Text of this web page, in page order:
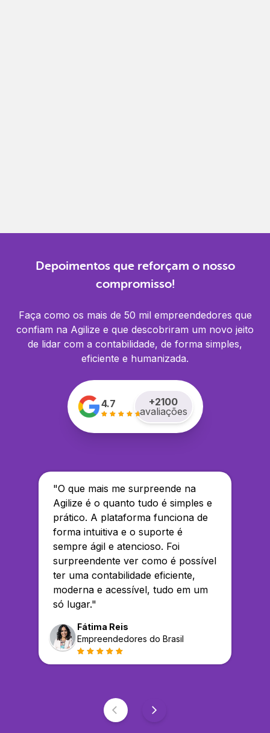
Depoimentos que reforçam o nosso
compromisso!
Faça como os mais de 50 mil empreendedores que
confiam na Agilize e que descobriram um novo jeito
de lidar com a contabilidade, de forma simples,
eficiente e humanizada.
4.7 +2100
avaliações
"O que mais me surpreende na
Agilize é o quanto tudo é simples e
prático. A plataforma funciona de
forma intuitiva e o suporte é
sempre ágil e atencioso. Foi
surpreendente ver como é possível
ter uma contabilidade eficiente,
moderna e acessível, tudo em um
só lugar."
Fátima Reis
Empreendedores do Brasil